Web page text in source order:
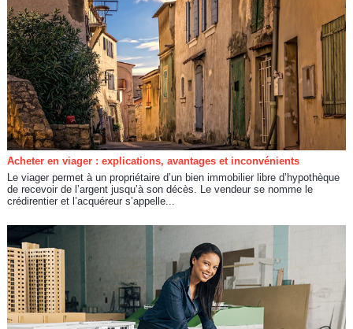
Acheter en viager : explications, avantages et inconvénients
Le viager permet à un propriétaire d’un bien immobilier libre d’hypothèque
de recevoir de l’argent jusqu’à son décès. Le vendeur se nomme le
crédirentier et l’acquéreur s’appelle...